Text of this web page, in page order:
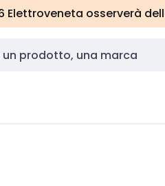
Elettroveneta osserverà